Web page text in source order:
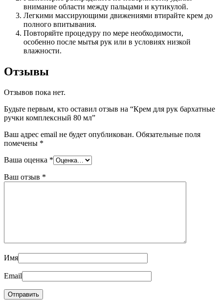
внимание области между пальцами и кутикулой.
Легкими массирующими движениями втирайте крем до
полного впитывания.
Повторяйте процедуру по мере необходимости,
особенно после мытья рук или в условиях низкой
влажности.
Отзывы
Отзывов пока нет.
Будьте первым, кто оставил отзыв на “Крем для рук бархатные
ручки комплексный 80 мл”
Ваш адрес email не будет опубликован. Обязательные поля
помечены *
Ваша оценка *
Ваш отзыв *
Имя
Email